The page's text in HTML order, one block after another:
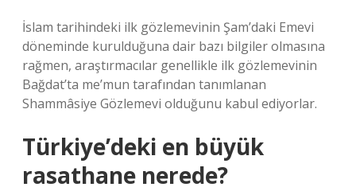
İslam tarihindeki ilk gözlemevinin Şam’daki Emevi
döneminde kurulduğuna dair bazı bilgiler olmasına
rağmen, araştırmacılar genellikle ilk gözlemevinin
Bağdat’ta me’mun tarafından tanımlanan
Shammâsiye Gözlemevi olduğunu kabul ediyorlar.
Türkiye’deki en büyük
rasathane nerede?